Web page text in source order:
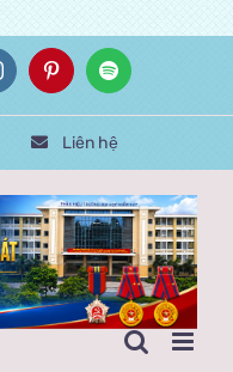
InstagramPinterestSpotify
Liên hệ